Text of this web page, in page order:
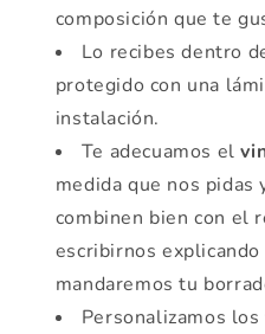
composición que te
Lo recibes dentro
protegido con una
instalación.
Te adecuamos el
medida que nos
combinen bien con el
escribirnos
mandaremos tu
Personalizamos los